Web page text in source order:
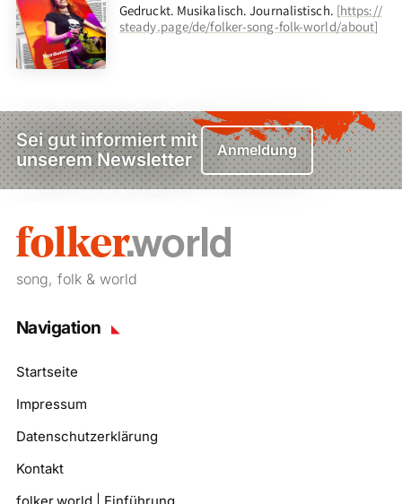
Gedruckt. Musikalisch. Journalistisch. [https://
steady.page/de/folker-song-folk-world/about]
Sei gut informiert mit
unserem Newsletter
Anmeldung
song, folk & world
Navigation
Startseite
Impressum
Datenschutzerklärung
Kontakt